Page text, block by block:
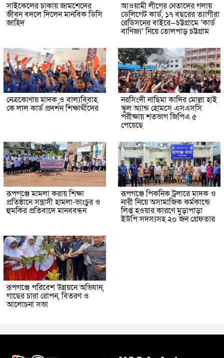
সাইকেলের চাকায় জামশেদের
জীবন বদলে দিলেন মানবিক ডিসি
জাহিদ
আওয়ামী লীগের নেতাদের গলায়
ডেলিগেট কার্ড, ১৭ বছরের ত্যাগীরা
রেডিসনের বাইরে—চট্টগ্রামে ‘কার্ড
বাণিজ্য’ নিয়ে তোলপাড় চট্টগ্রাম
নেত্রকোণায় মাদক ও বাল্যবিবাহ
কে লাল কার্ড প্রদর্শন শিক্ষার্থীদের
নরসিংদী নাছিমা কাদির মোল্লা হাই
স্কুল অ্যান্ড হোমসে এসএসসি
পরীক্ষায় শতভাগ জিপিএ ৫
পেয়েছে
রূপগঞ্জে মামলা করায় শিক্ষা
প্রতিষ্ঠানে সন্ত্রাসী হামলা-ভাংচুর ও
হুমকির প্রতিবাদে মানববন্ধন
রূপগঞ্জে পিকনিক ট্রলারে মাদক ও
নারী নিয়ে অসামাজিক কর্মকান্ডে
লিপ্ত হওয়ার কারণে মুড়াপাড়া
ইউপি সদস্যসহ ২০ জন গ্রেফতার
রূপগঞ্জে পরিবেশ উন্নয়নে অভিযান,
গাছের চারা রোপন, বিতরণ ও
আলোচনা সভা